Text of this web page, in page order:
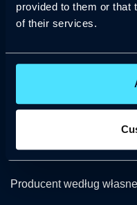
provided to them or that
of their services.
Usunięcie wady odbywa
Produktu do
wymagane dla
uzasadnionych
specjalnych części
Sposób realizacji:
Producent według